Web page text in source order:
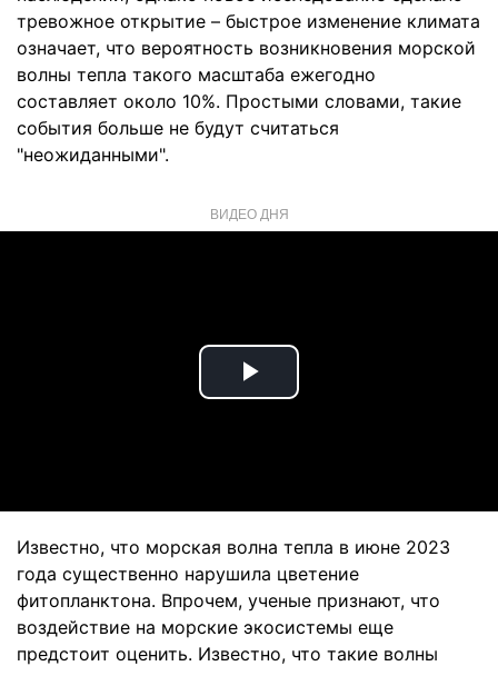
тревожное открытие – быстрое изменение климата
означает, что вероятность возникновения морской
волны тепла такого масштаба ежегодно
составляет около 10%. Простыми словами, такие
события больше не будут считаться
"неожиданными".
ВИДЕО ДНЯ
Play
Известно, что морская волна тепла в июне 2023
года существенно нарушила цветение
фитопланктона. Впрочем, ученые признают, что
воздействие на морские экосистемы еще
предстоит оценить. Известно, что такие волны